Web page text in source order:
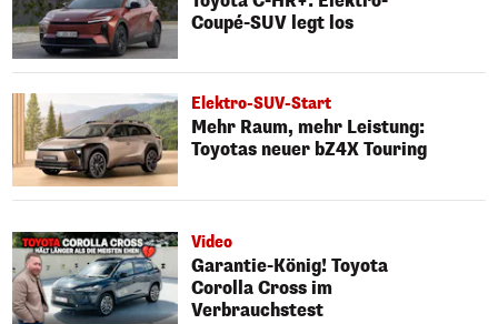
Coupé-SUV legt los
Elektro-SUV-Start
Mehr Raum, mehr Leistung:
Toyotas neuer bZ4X Touring
Video
Garantie-König! Toyota
Corolla Cross im
Verbrauchstest